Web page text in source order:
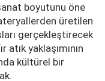
boyutunu öne
üretilen
gerçekleştirecek
atık yaklaşımının
kültürel bir